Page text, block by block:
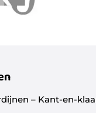
– Kant-en-